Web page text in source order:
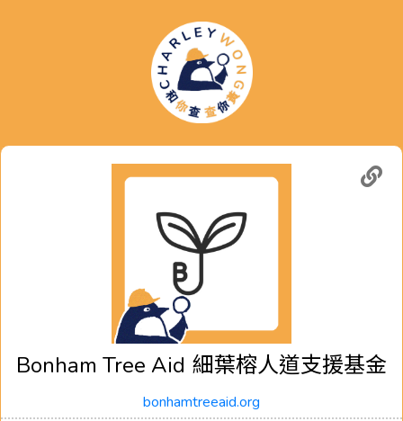
Bonham Tree Aid 細葉榕人道支援基金
bonhamtreeaid.org